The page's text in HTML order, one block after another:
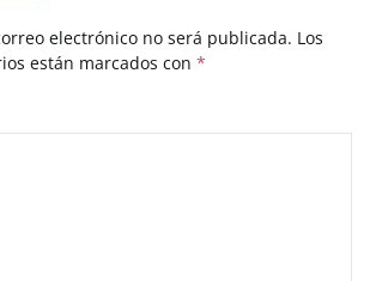
electrónico no será publicada. Los
están marcados con *